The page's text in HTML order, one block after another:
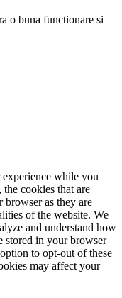
o buna functionare si
while you
cookies that are
browser as they are
of the website. We
and understand how
stored in your browser
to opt-out of these
may affect your